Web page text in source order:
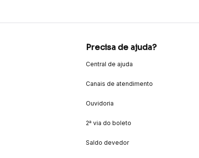
Precisa de ajuda?
Central de ajuda
Canais de atendimento
Ouvidoria
2ª via do boleto
Saldo devedor